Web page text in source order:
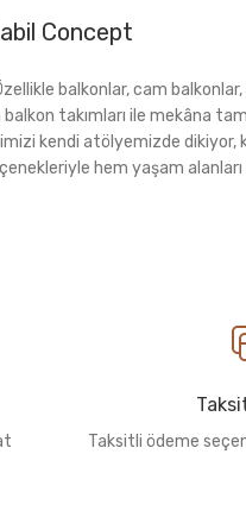
Concept
balkonlar, cam
takımları ile mekâna
kendi atölyemizde
hem yaşam
Taksitli ödeme